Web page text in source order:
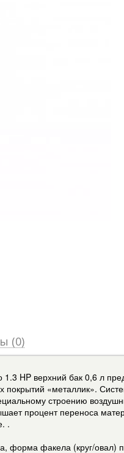
(0)
1.3 HP верхний бак 0,6 л
«металлик».
строению
процент переноса
.
форма факела (круг/